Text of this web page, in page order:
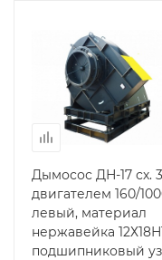
Дымосос ДН-17 сх.
двигателем 160/
левый, материал
нержавейка
подшипниковый